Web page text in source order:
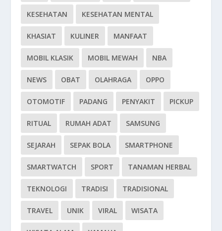
KESEHATAN KESEHATAN MENTAL
KHASIAT KULINER MANFAAT
MOBIL KLASIK MOBIL MEWAH NBA
NEWS OBAT OLAHRAGA OPPO
OTOMOTIF PADANG PENYAKIT PICKUP
RITUAL RUMAH ADAT SAMSUNG
SEJARAH SEPAK BOLA SMARTPHONE
SMARTWATCH SPORT TANAMAN HERBAL
TEKNOLOGI TRADISI TRADISIONAL
TRAVEL UNIK VIRAL WISATA